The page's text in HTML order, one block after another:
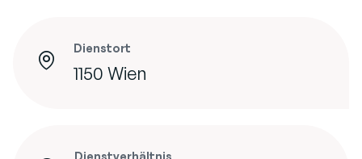
Dienstort
1150 Wien
Dienstverhältnis